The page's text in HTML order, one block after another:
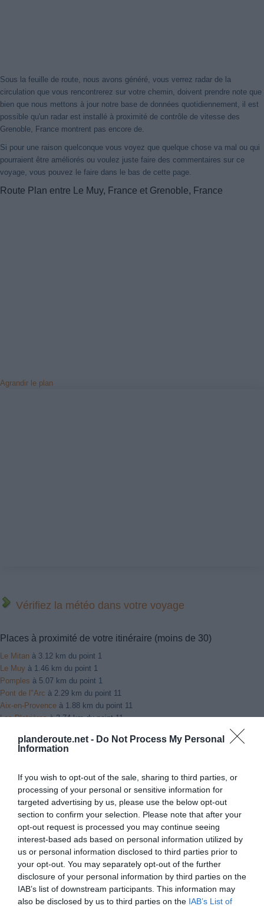
planderoute.net - Do Not Process My Personal
Information
If you wish to opt-out of the sale, sharing to third parties, or
processing of your personal or sensitive information for
targeted advertising by us, please use the below opt-out
section to confirm your selection. Please note that after your
opt-out request is processed you may continue seeing
interest-based ads based on personal information utilized by
us or personal information disclosed to third parties prior to
your opt-out. You may separately opt-out of the further
disclosure of your personal information by third parties on the
IAB’s list of downstream participants. This information may
also be disclosed by us to third parties on the IAB’s List of
Sous la feuille de route, nous avons généré, vous verrez radar de la
circulation que vous rencontrerez sur votre chemin, doivent prendre note que
bien que nous mettons à jour notre base de données quotidiennement, il est
possible qu'un radar est installé à proximité de contrôle de vitesse des
Grenoble, France montrent pas encore de.
Si pour une raison quelconque vous voyez que quelque chose va mal ou qui
pourraient être améliorés ou voulez juste faire des commentaires sur ce
voyage, vous pouvez le faire dans le bas de cette page.
Route Plan entre Le Muy, France et Grenoble, France
Agrandir le plan
Vérifiez la météo dans votre voyage
Places à proximité de votre itinéraire (moins de 30)
Le Mitan à 3.12 km du point 1
Le Muy à 1.46 km du point 1
Pomples à 5.07 km du point 1
Pont de l"Arc à 2.29 km du point 11
Aix-en-Provence à 1.88 km du point 11
Les Platrièresà 3.74 km du point 11
La Mignardeà 1.87 km du point 13
Servoulesà 2.37 km du point 14
Serroulesà 2.37 km du point 14
La Silveà 2.63 km du point 16
Treffortà 2.09 km du point 17
Bonnetaireà 1.25 km du point 17
Monestier-de-Clermontà 1.03 km du point 17
Pont-de-Claixà 1.20 km du point 18
Le Pont-de-Claixà 1.20 km du point 18
Rissetà 2.32 km du point 18
Grenobleà 1.58 km du point 19
Eaux Claires à 1.58 km du point 19